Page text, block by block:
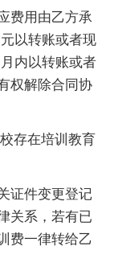
费用由乙方承
以转账或者现
内以转账或者
权解除合同协
存在培训教育
证件变更登记
关系，若有已
费一律转给乙